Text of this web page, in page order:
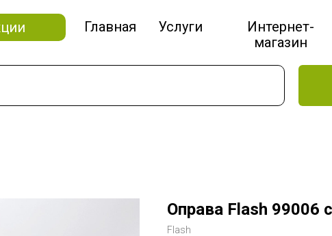
Главная Услуги
Интернет-
магазин
Оправа Flash 99006
Flash